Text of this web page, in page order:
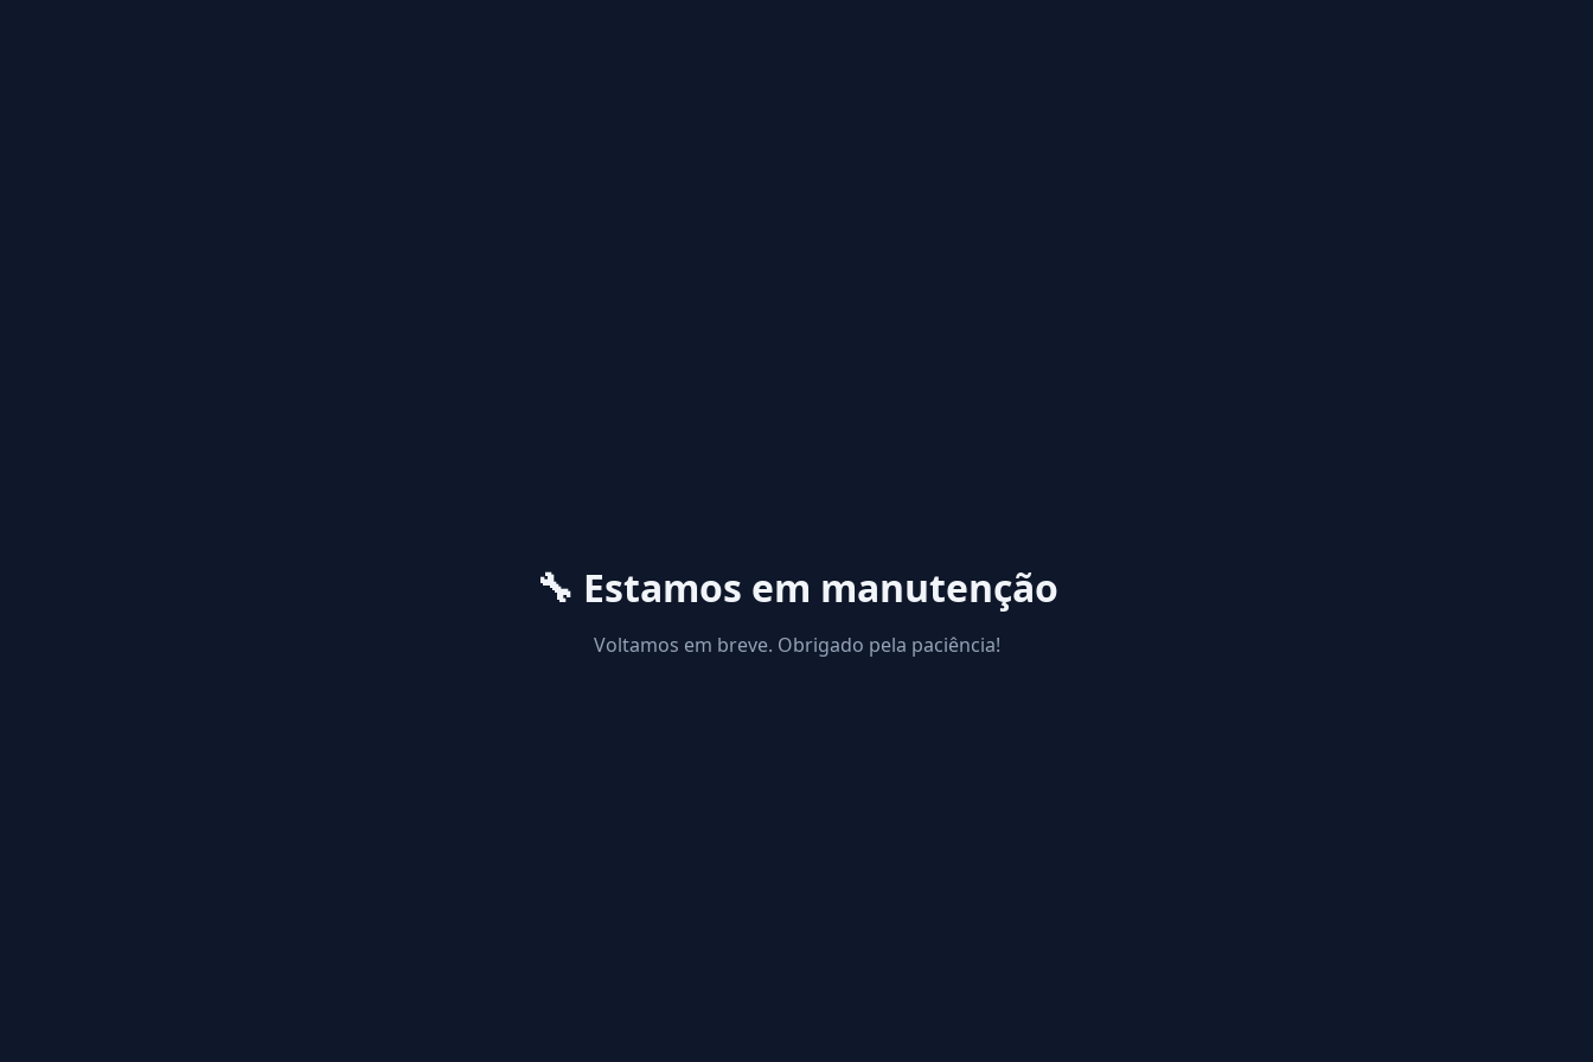
🔧 Estamos em manutenção
Voltamos em breve. Obrigado pela paciência!